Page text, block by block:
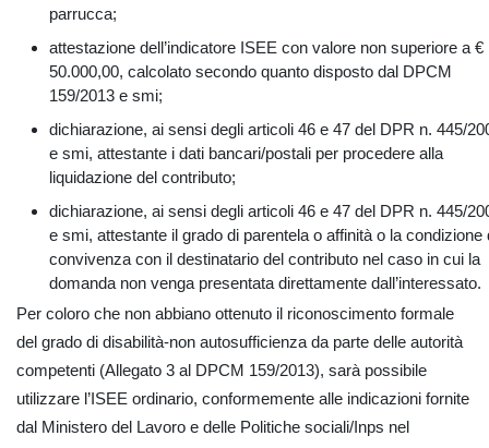
parrucca;
attestazione dell’indicatore ISEE con valore non superiore a €
50.000,00, calcolato secondo quanto disposto dal DPCM
159/2013 e smi;
dichiarazione, ai sensi degli articoli 46 e 47 del DPR n. 445/
e smi, attestante i dati bancari/postali per procedere alla
liquidazione del contributo;
dichiarazione, ai sensi degli articoli 46 e 47 del DPR n. 445/
e smi, attestante il grado di parentela o affinità o la condizione
convivenza con il destinatario del contributo nel caso in cui la
domanda non venga presentata direttamente dall’interessato.
Per coloro che non abbiano ottenuto il riconoscimento formale
del grado di disabilità-non autosufficienza da parte delle autorità
competenti (Allegato 3 al DPCM 159/2013), sarà possibile
utilizzare l’ISEE ordinario, conformemente alle indicazioni fornite
dal Ministero del Lavoro e delle Politiche sociali/Inps nel